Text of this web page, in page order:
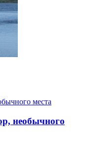
необычного